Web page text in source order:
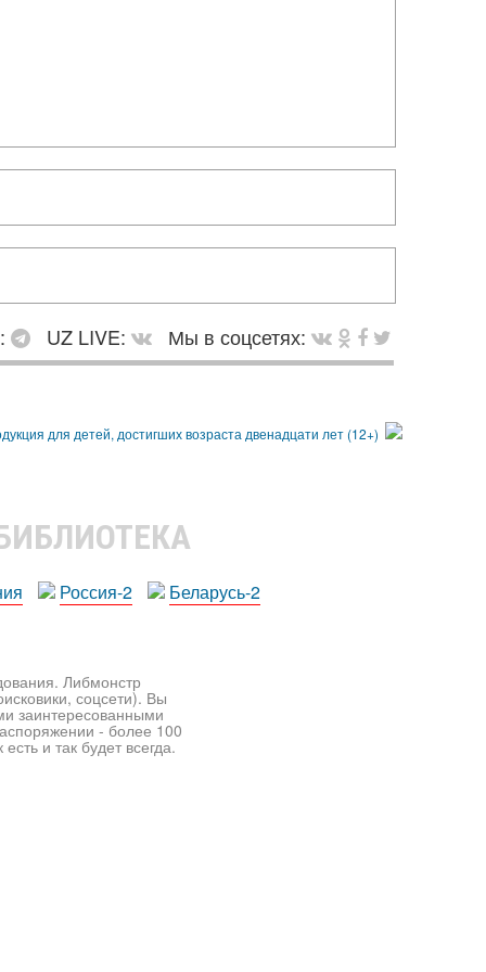
UZ LIVE:
Мы в соцсетях:
Россия-2
Беларусь-2
Либмонстр
соцсети). Вы
заинтересованными
- более 100
и так будет всегда.